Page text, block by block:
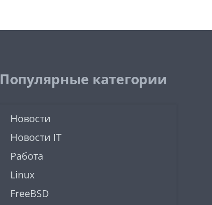
Популярные категории
Новости
Новости IT
Работа
Linux
FreeBSD